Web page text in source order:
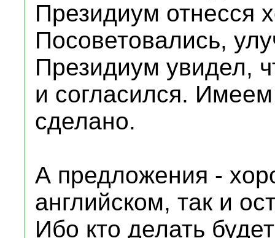
Президиум отнесся
Посоветовались,
Президиум увидел,
и согласился.
сделано.
А предложения -
английском, так и
Ибо кто делать